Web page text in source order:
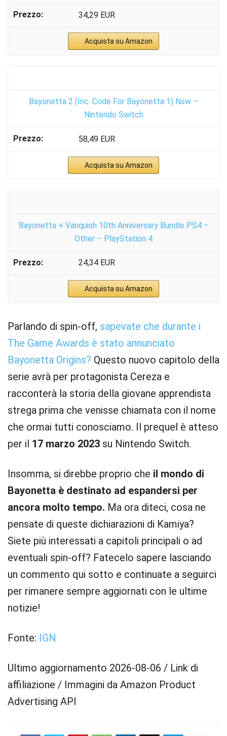
34,29 EUR
Acquista su Amazon
Bayonetta 2 (Inc. Code For Bayonetta 1) Nsw –
Nintendo Switch
58,49 EUR
Acquista su Amazon
Bayonetta + Vanquish 10th Anniversary Bundle PS4 –
Other – PlayStation 4
24,34 EUR
Acquista su Amazon
Parlando di spin-off, sapevate che durante i
The Game Awards è stato annunciato
Bayonetta Origins? Questo nuovo capitolo della
serie avrà per protagonista Cereza e
racconterà la storia della giovane apprendista
strega prima che venisse chiamata con il nome
che ormai tutti conosciamo. Il prequel è atteso
per il 17 marzo 2023 su Nintendo Switch.
Insomma, si direbbe proprio che il mondo di
Bayonetta è destinato ad espandersi per
ancora molto tempo. Ma ora diteci, cosa ne
pensate di queste dichiarazioni di Kamiya?
Siete più interessati a capitoli principali o ad
eventuali spin-off? Fatecelo sapere lasciando
un commento qui sotto e continuate a seguirci
per rimanere sempre aggiornati con le ultime
notizie!
Fonte: IGN
Ultimo aggiornamento 2026-08-06 / Link di
affiliazione / Immagini da Amazon Product
Advertising API